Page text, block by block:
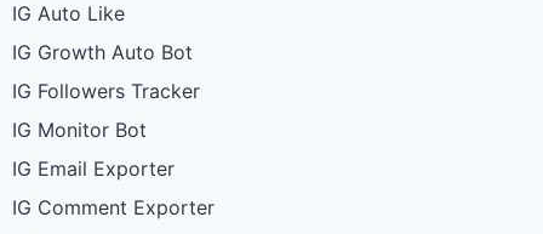
IG Auto Like
IG Growth Auto Bot
IG Followers Tracker
IG Monitor Bot
IG Email Exporter
IG Comment Exporter